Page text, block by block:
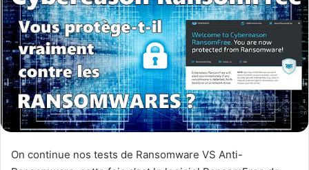
On continue nos tests de Ransomware VS Anti-